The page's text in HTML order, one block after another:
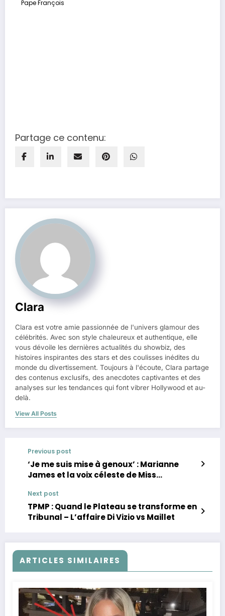
Pape François
Partage ce contenu:
Clara
Clara est votre amie passionnée de l'univers glamour des
célébrités. Avec son style chaleureux et authentique, elle
vous dévoile les dernières actualités du showbiz, des
histoires inspirantes des stars et des coulisses inédites du
monde du divertissement. Toujours à l'écoute, Clara partage
des contenus exclusifs, des anecdotes captivantes et des
analyses sur les tendances qui font vibrer Hollywood et au-
delà.
View All Posts
Previous post
‘Je me suis mise à genoux’ : Marianne
James et la voix céleste de Miss
Next post
TPMP : Quand le Plateau se transforme en
Tribunal – L’affaire Di Vizio vs Maillet
ARTICLES SIMILAIRES